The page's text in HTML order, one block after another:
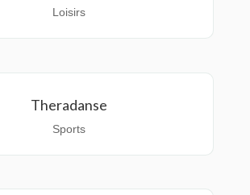
Loisirs
Theradanse
Sports